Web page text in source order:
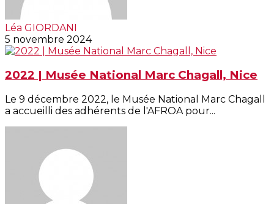
Léa GIORDANI
5 novembre 2024
2022 | Musée National Marc Chagall, Nice
Le 9 décembre 2022, le Musée National Marc Chagall
a accueilli des adhérents de l'AFROA pour...